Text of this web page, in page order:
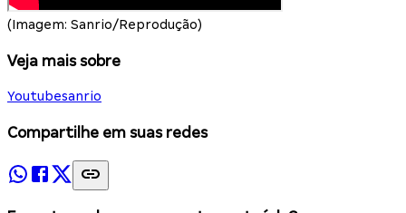
(Imagem: Sanrio/Reprodução)
Veja mais sobre
Youtubesanrio
Compartilhe em suas redes